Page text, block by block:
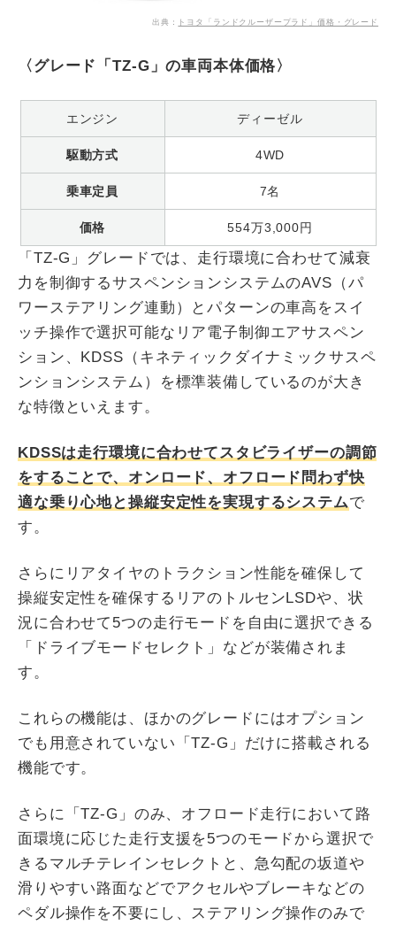
出典： トヨタ「ランドクルーザープラド」価格・グレード
〈グレード「TZ-G」の車両本体価格〉
エンジン ディーゼル
駆動方式 4WD
乗車定員 7名
価格 554万3,000円
「TZ-G」グレードでは、走行環境に合わせて減衰
力を制御するサスペンションシステムのAVS（パ
ワーステアリング連動）とパターンの車高をスイ
ッチ操作で選択可能なリア電子制御エアサスペン
ション、KDSS（キネティックダイナミックサスペ
ンションシステム）を標準装備しているのが大き
な特徴といえます。
KDSSは走行環境に合わせてスタビライザーの調節
をすることで、オンロード、オフロード問わず快
適な乗り心地と操縦安定性を実現するシステムで
す。
さらにリアタイヤのトラクション性能を確保して
操縦安定性を確保するリアのトルセンLSDや、状
況に合わせて5つの走行モードを自由に選択できる
「ドライブモードセレクト」などが装備されま
す。
これらの機能は、ほかのグレードにはオプション
でも用意されていない「TZ-G」だけに搭載される
機能です。
さらに「TZ-G」のみ、オフロード走行において路
面環境に応じた走行支援を5つのモードから選択で
きるマルチテレインセレクトと、急勾配の坂道や
滑りやすい路面などでアクセルやブレーキなどの
ペダル操作を不要にし、ステアリング操作のみで